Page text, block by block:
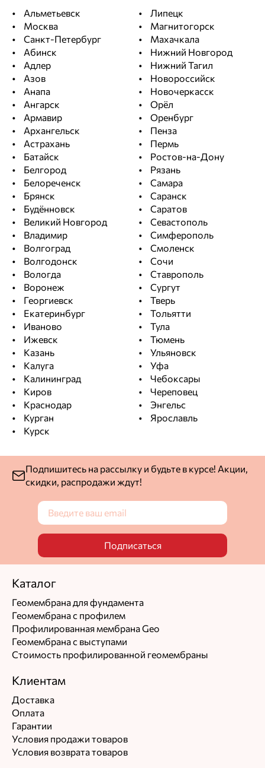
технониколь нет. Просто скотч. Еще раз бы не
заказал.
Фотографии покупателя
Максим Егоршин
Ответ службы заботы
Очень приятно, что оценили.
Влад
12.11.2024
Цена
Качество
Общая оценка
Достоинства
качество понравилось, всё как в описании
Недостатки
замечаний нет
Комментарий
Отличный оригинальный товар. Плотность и вес
соответствуют заявленному производителем.
продавца.
Фотографии покупателя
Рады, что всё устроило, будем держать качество.
30.04.2024
Цена
Общая оценка
Достоинства
Альметьевск
Москва
Санкт-Петербург
Абинск
Адлер
Азов
Анапа
Ангарск
Армавир
Архангельск
Астрахань
Батайск
Белгород
Белореченск
Брянск
Будённовск
Великий Новгород
Владимир
Волгоград
Волгодонск
Вологда
Воронеж
Георгиевск
Екатеринбург
Иваново
Ижевск
Казань
Калуга
Калининград
Киров
Краснодар
Курган
Курск
Липецк
Магнитогорск
Махачкала
Нижний Новгород
Нижний Тагил
Новороссийск
Новочеркасск
Орёл
Оренбург
Пенза
Пермь
Ростов-на-Дону
Рязань
Самара
Саранск
Саратов
Севастополь
Симферополь
Смоленск
Сочи
Ставрополь
Сургут
Тверь
Тольятти
Тула
Тюмень
Ульяновск
Уфа
Чебоксары
Череповец
Энгельс
Ярославль
Подпишитесь на рассылку и будьте в курсе! Акции,
скидки, распродажи ждут!
Подписаться
Каталог
Геомембрана для фундамента
Геомембрана с профилем
Профилированная мембрана Geo
Геомембрана с выступами
Стоимость профилированной геомембраны
Клиентам
Доставка
Оплата
Гарантии
Условия продажи товаров
Условия возврата товаров